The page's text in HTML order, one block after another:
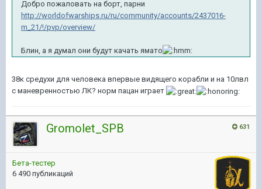
Добро пожаловать на борт, парни
http://worldofwarships.ru/ru/community/accounts/2437016-
m_21/!/pvp/overview/
Блин, а я думал они будут качать ямато
38к средухи для человека впервые видящего корабли и на 10лвл
с маневренностью ЛК? норм пацан играет
631
Gromolet_SPB
Бета-тестер
6 490 публикаций